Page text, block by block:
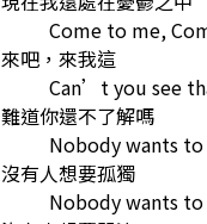
Come to me,
來吧，來我這
Can’t you see
難道你還不了解嗎
Nobody wants
沒有人想要孤獨
Nobody wants